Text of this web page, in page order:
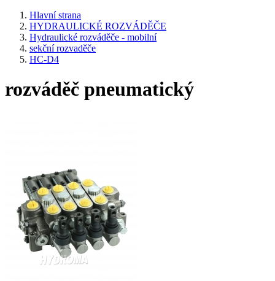
Hlavní strana
HYDRAULICKÉ ROZVÁDĚČE
Hydraulické rozváděče - mobilní
sekční rozvaděče
HC-D4
rozváděč pneumatický